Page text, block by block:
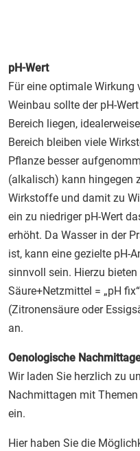
pH-Wert
Für eine optimale
Weinbau sollte der pH-
Bereich liegen,
Bereich bleiben viele
Pflanze besser
(alkalisch) kann hingegen
Wirkstoffe und damit zu
ein zu niedriger pH-Wert
erhöht. Da Wasser in der
ist, kann eine gezielte pH-
sinnvoll sein. Hierzu
Säure+Netzmittel = „pH
(Zitronensäure oder
an.
Oenologische
Wir laden Sie herzlich zu
Nachmittagen mit
ein.
Hier haben Sie die